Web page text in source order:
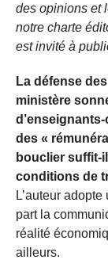
des opinions et
notre charte
est invité à
La défense
ministère
des «
bouclier suffit-
conditions de
L’auteur
part la
réalité
ailleurs.